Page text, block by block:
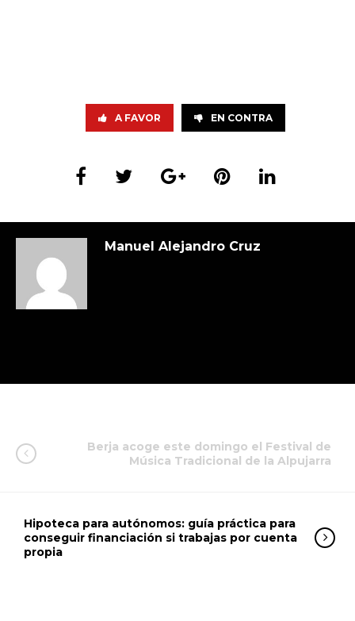
A FAVOR EN CONTRA
Manuel Alejandro Cruz
Berja acoge este domingo el Festival de
Música Tradicional de la Alpujarra
Hipoteca para autónomos: guía práctica para
conseguir financiación si trabajas por cuenta
propia